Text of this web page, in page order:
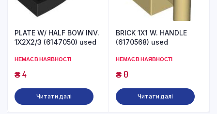
PLATE W/ HALF BOW INV.
1X2X2/3 (6147050) used
НЕМАЄ В НАЯВНОСТІ
₴4
Читати далі
BRICK 1X1 W. HANDLE
(6170568) used
НЕМАЄ В НАЯВНОСТІ
₴0
Читати далі